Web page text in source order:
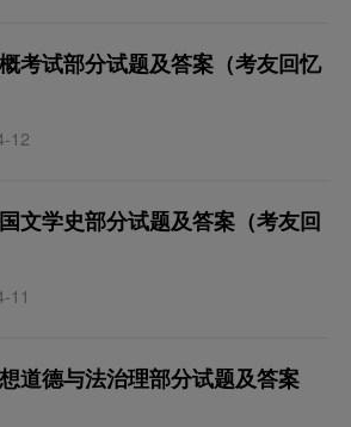
考试部分试题及答案（考友回忆
12
文学史部分试题及答案（考友回
11
道德与法治理部分试题及答案